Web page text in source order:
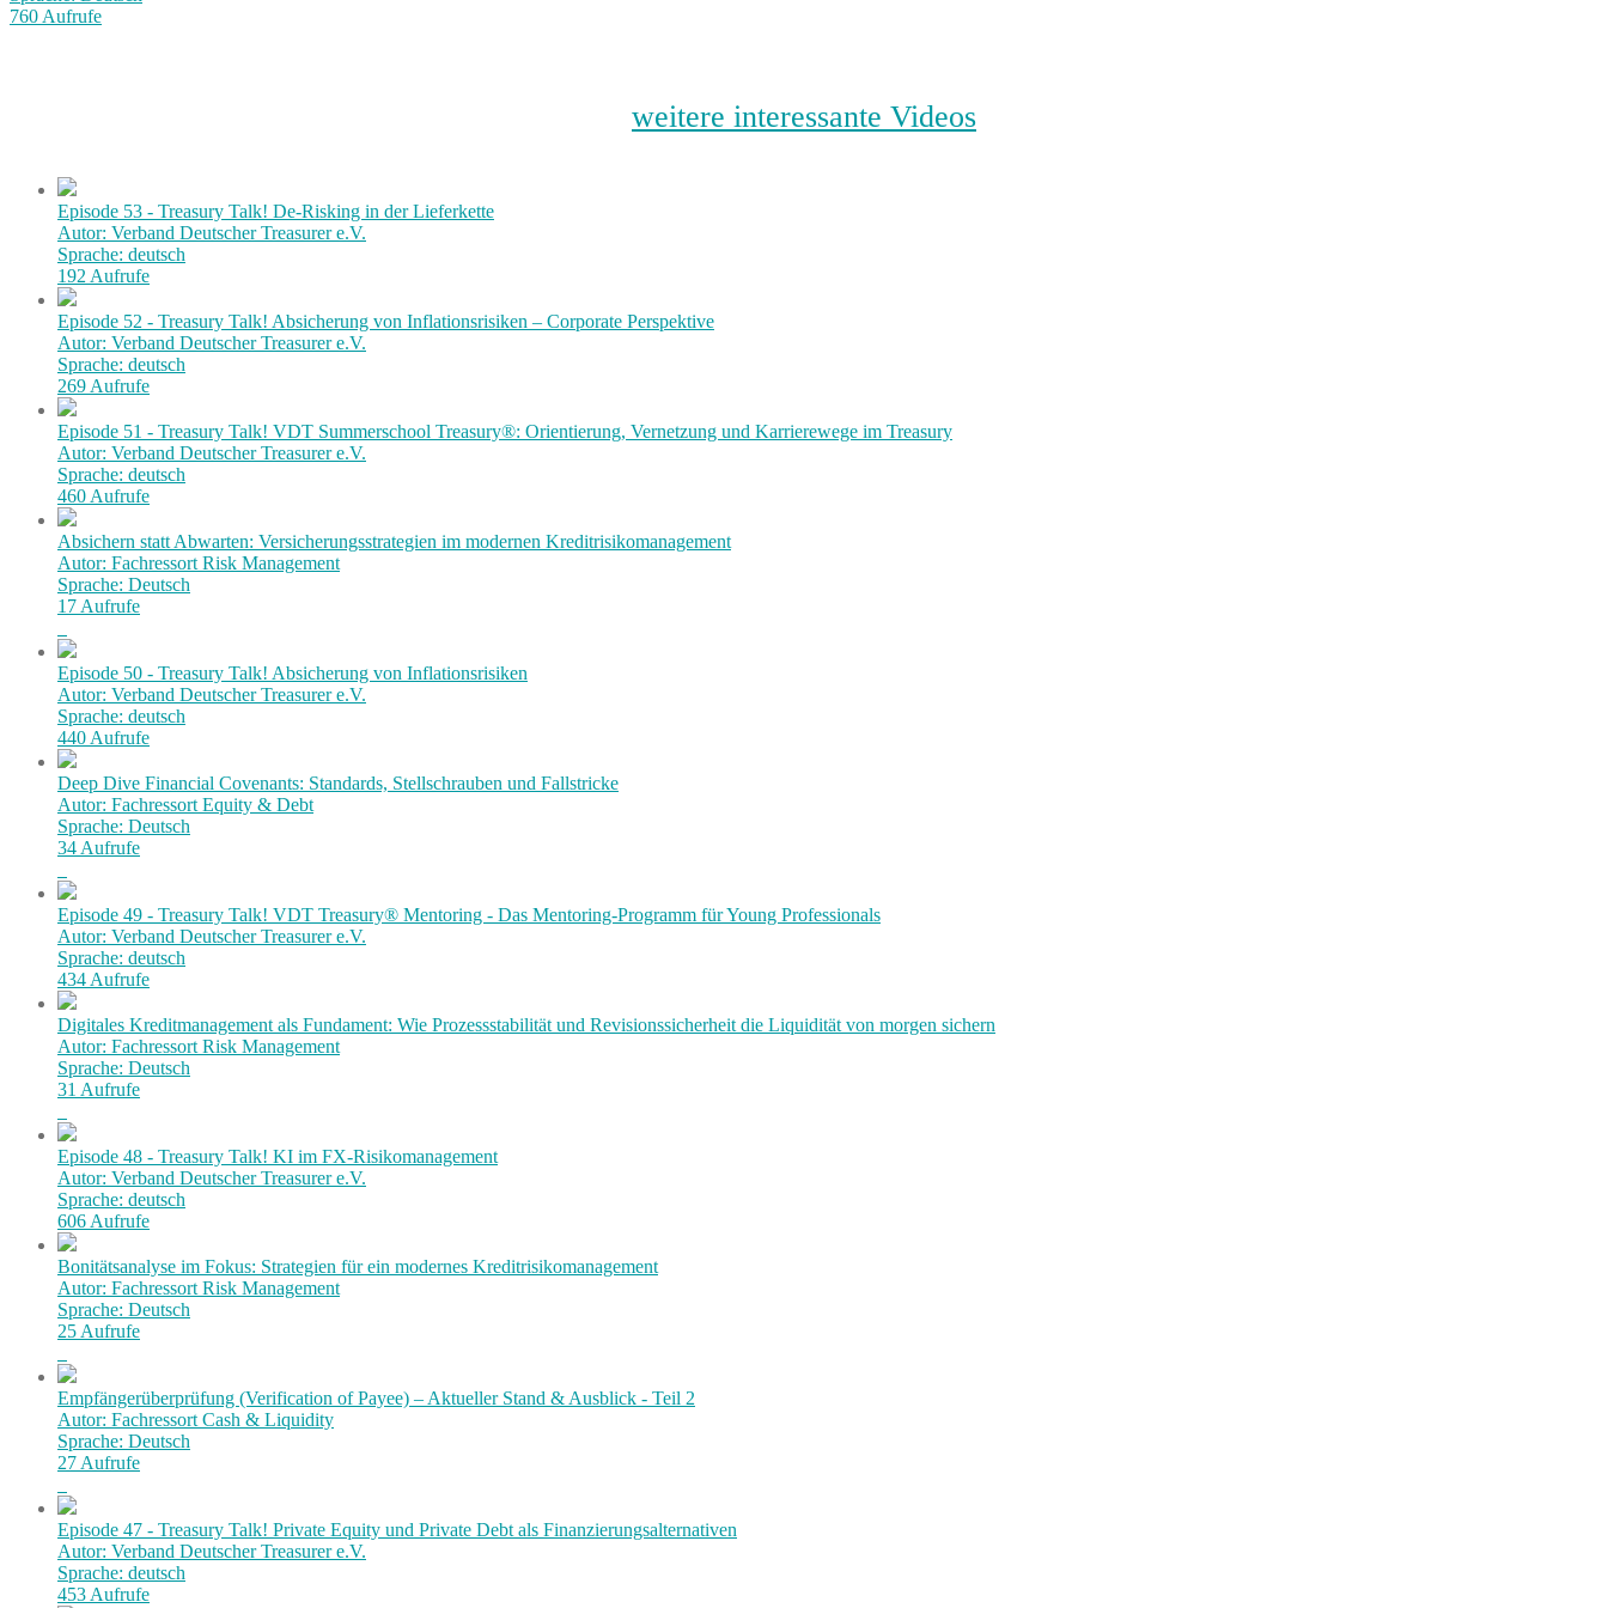
760 Aufrufe
weitere interessante Videos
Episode 53 - Treasury Talk! De-Risking in der Lieferkette
Autor: Verband Deutscher Treasurer e.V.
Sprache: deutsch
192 Aufrufe
Episode 52 - Treasury Talk! Absicherung von Inflationsrisiken – Corporate Perspektive
Autor: Verband Deutscher Treasurer e.V.
Sprache: deutsch
269 Aufrufe
Episode 51 - Treasury Talk! VDT Summerschool Treasury®: Orientierung, Vernetzung und Karrierewege im Treasury
Autor: Verband Deutscher Treasurer e.V.
Sprache: deutsch
460 Aufrufe
Absichern statt Abwarten: Versicherungsstrategien im modernen Kreditrisikomanagement
Autor: Fachressort Risk Management
Sprache: Deutsch
17 Aufrufe
Episode 50 - Treasury Talk! Absicherung von Inflationsrisiken
Autor: Verband Deutscher Treasurer e.V.
Sprache: deutsch
440 Aufrufe
Deep Dive Financial Covenants: Standards, Stellschrauben und Fallstricke
Autor: Fachressort Equity & Debt
Sprache: Deutsch
34 Aufrufe
Episode 49 - Treasury Talk! VDT Treasury® Mentoring - Das Mentoring-Programm für Young Professionals
Autor: Verband Deutscher Treasurer e.V.
Sprache: deutsch
434 Aufrufe
Digitales Kreditmanagement als Fundament: Wie Prozessstabilität und Revisionssicherheit die Liquidität von morgen sichern
Autor: Fachressort Risk Management
Sprache: Deutsch
31 Aufrufe
Episode 48 - Treasury Talk! KI im FX-Risikomanagement
Autor: Verband Deutscher Treasurer e.V.
Sprache: deutsch
606 Aufrufe
Bonitätsanalyse im Fokus: Strategien für ein modernes Kreditrisikomanagement
Autor: Fachressort Risk Management
Sprache: Deutsch
25 Aufrufe
Empfängerüberprüfung (Verification of Payee) – Aktueller Stand & Ausblick - Teil 2
Autor: Fachressort Cash & Liquidity
Sprache: Deutsch
27 Aufrufe
Episode 47 - Treasury Talk! Private Equity und Private Debt als Finanzierungsalternativen
Autor: Verband Deutscher Treasurer e.V.
Sprache: deutsch
453 Aufrufe